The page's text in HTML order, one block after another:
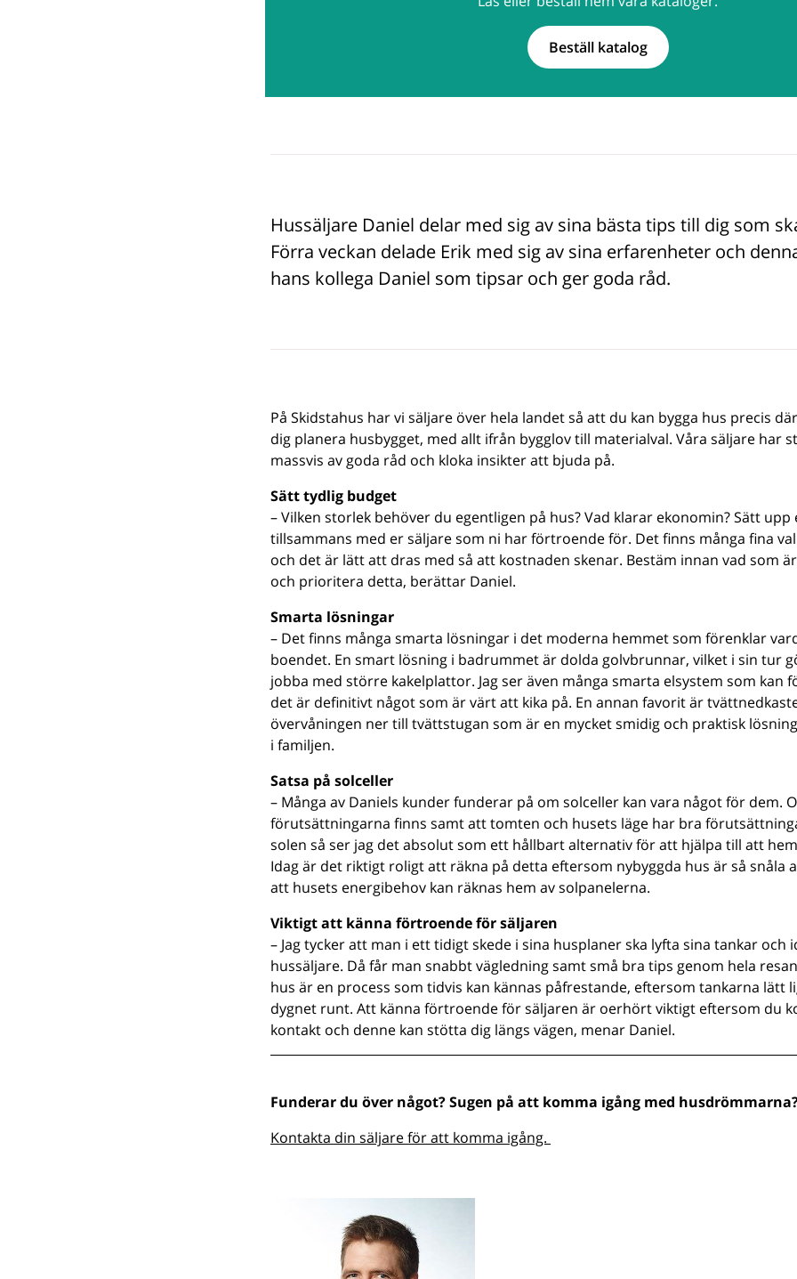
Beställ katalog
Hussäljare Daniel delar med sig av sina bästa tips till dig som
Förra veckan delade Erik med sig av sina erfarenheter och
hans kollega Daniel som tipsar och ger goda råd.
På Skidstahus har vi säljare över hela landet så att du kan bygga hus precis
dig planera husbygget, med allt ifrån bygglov till materialval. Våra säljare har
massvis av goda råd och kloka insikter att bjuda på.
Sätt tydlig budget
– Vilken storlek behöver du egentligen på hus? Vad klarar ekonomin? Sätt
tillsammans med er säljare som ni har förtroende för. Det finns många fina
och det är lätt att dras med så att kostnaden skenar. Bestäm innan vad som
och prioritera detta, berättar Daniel.
Smarta lösningar
– Det finns många smarta lösningar i det moderna hemmet som förenklar
boendet. En smart lösning i badrummet är dolda golvbrunnar, vilket i sin tur
jobba med större kakelplattor. Jag ser även många smarta elsystem som kan
det är definitivt något som är värt att kika på. En annan favorit är
övervåningen ner till tvättstugan som är en mycket smidig och praktisk
i familjen.
Satsa på solceller
– Många av Daniels kunder funderar på om solceller kan vara något för dem.
förutsättningarna finns samt att tomten och husets läge har bra
solen så ser jag det absolut som ett hållbart alternativ för att hjälpa till att
Idag är det riktigt roligt att räkna på detta eftersom nybyggda hus är så snåla
att husets energibehov kan räknas hem av solpanelerna.
Viktigt att känna förtroende för säljaren
– Jag tycker att man i ett tidigt skede i sina husplaner ska lyfta sina tankar och
hussäljare. Då får man snabbt vägledning samt små bra tips genom hela
hus är en process som tidvis kan kännas påfrestande, eftersom tankarna lätt
dygnet runt. Att känna förtroende för säljaren är oerhört viktigt eftersom du
kontakt och denne kan stötta dig längs vägen, menar Daniel.
Funderar du över något? Sugen på att komma igång med
Kontakta din säljare för att komma igång.